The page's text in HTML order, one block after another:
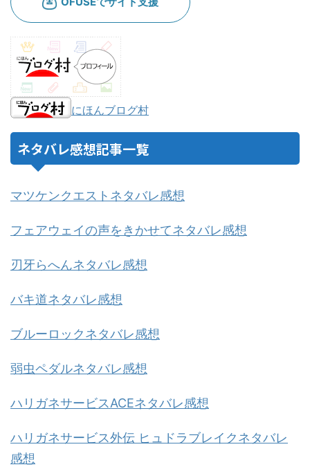
にほんブログ村
ネタバレ感想記事一覧
マツケンクエストネタバレ感想
フェアウェイの声をきかせてネタバレ感想
刃牙らへんネタバレ感想
バキ道ネタバレ感想
ブルーロックネタバレ感想
弱虫ペダルネタバレ感想
ハリガネサービスACEネタバレ感想
ハリガネサービス外伝 ヒュドラブレイクネタバレ
感想